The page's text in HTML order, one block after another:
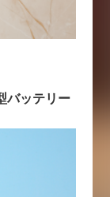
バッテリー